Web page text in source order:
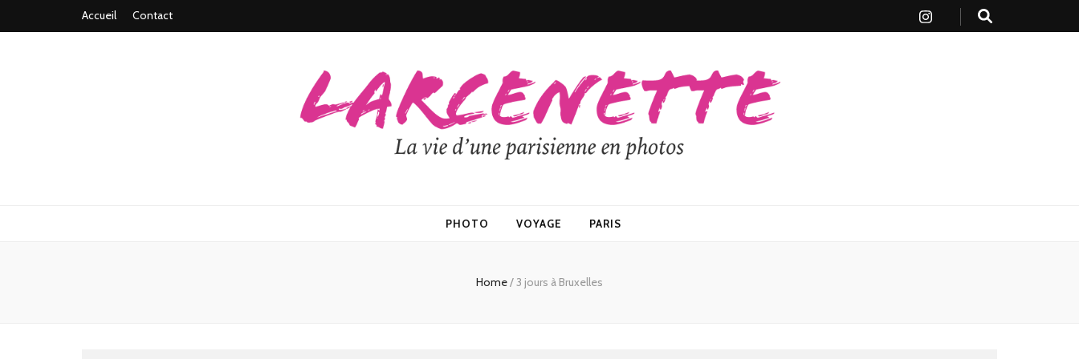
Accueil Contact
PHOTO VOYAGE PARIS
Home/3 jours à Bruxelles